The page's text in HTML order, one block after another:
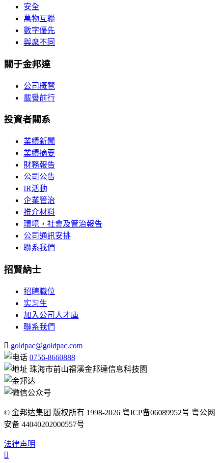
安全
萬物互聯
數字優先
與衆不同
關于金邦達
公司概覽
載譽前行
投資者關系
業績新聞
業績摘要
財務報告
公司公告
IR活動
企業管治
推介材料
環境，社會及管治報告
公司通訊安排
聯系我們
招賢納士
招聘職位
实习生
加入公司人才庫
聯系我們
goldpac@goldpac.com
0756-8660888
珠海市前山福溪金邦達信息科技園
© 金邦达集团 版权所有 1998-2026 粤ICP备06089952号 粤公网
安备 44040202000557号
法律声明